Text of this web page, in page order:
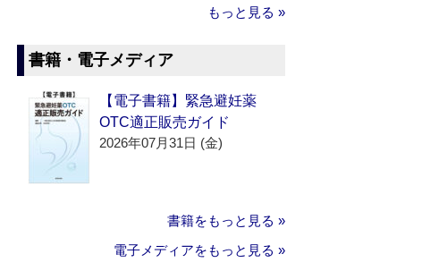
もっと見る »
書籍・電子メディア
【電子書籍】緊急避妊薬
OTC適正販売ガイド
2026年07月31日 (金)
書籍をもっと見る »
電子メディアをもっと見る »